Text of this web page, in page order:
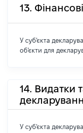
13.
У суб'єкта
об'єкти для
14. Видатки
У суб'єкта